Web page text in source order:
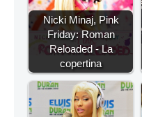
Nicki Minaj, Pink
Friday: Roman
Reloaded - La
copertina